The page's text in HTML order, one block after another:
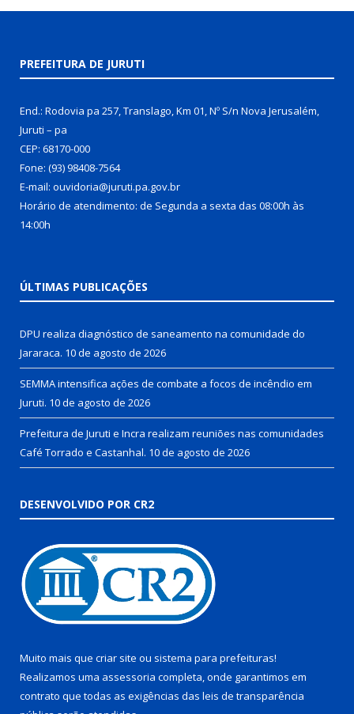
PREFEITURA DE JURUTI
End.: Rodovia pa 257, Translago, Km 01, Nº S/n Nova Jerusalém,
Juruti – pa
CEP: 68170-000
Fone: (93) 98408-7564
E-mail: ouvidoria@juruti.pa.gov.br
Horário de atendimento: de Segunda a sexta das 08:00h às
14:00h
ÚLTIMAS PUBLICAÇÕES
DPU realiza diagnóstico de saneamento na comunidade do
Jararaca. 10 de agosto de 2026
SEMMA intensifica ações de combate a focos de incêndio em
Juruti. 10 de agosto de 2026
Prefeitura de Juruti e Incra realizam reuniões nas comunidades
Café Torrado e Castanhal. 10 de agosto de 2026
DESENVOLVIDO POR CR2
Muito mais que criar site ou sistema para prefeituras!
Realizamos uma assessoria completa, onde garantimos em
contrato que todas as exigências das leis de transparência